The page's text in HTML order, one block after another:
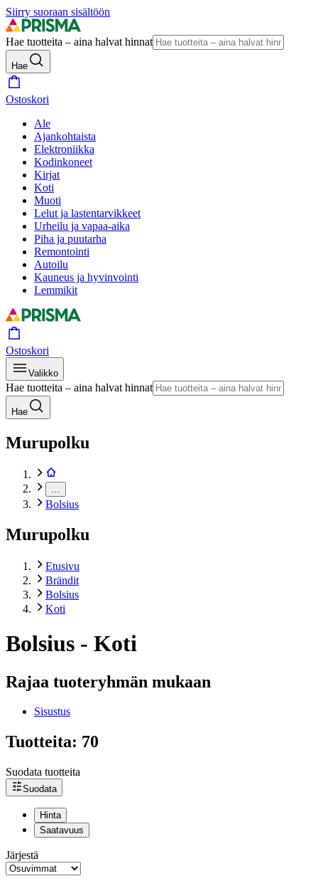
Siirry suoraan sisältöön
Hae tuotteita – aina halvat hinnat
Hae
Ostoskori
Ale
Ajankohtaista
Elektroniikka
Kodinkoneet
Kirjat
Koti
Muoti
Lelut ja lastentarvikkeet
Urheilu ja vapaa-aika
Piha ja puutarha
Remontointi
Autoilu
Kauneus ja hyvinvointi
Lemmikit
Ostoskori
Valikko
Hae tuotteita – aina halvat hinnat
Hae
Murupolku
Bolsius
Murupolku
Etusivu
Brändit
Bolsius
Koti
Bolsius - Koti
Rajaa tuoteryhmän mukaan
Sisustus
Tuotteita: 70
Suodata tuotteita
Suodata
Hinta
Saatavuus
Järjestä